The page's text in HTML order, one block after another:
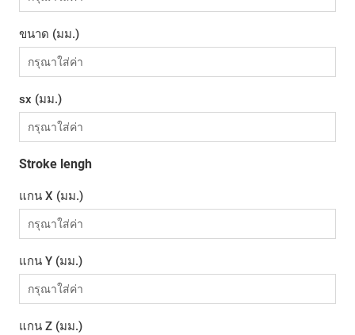
ขนาด (มม.)
sx (มม.)
Stroke lengh
แกน X (มม.)
แกน Y (มม.)
แกน Z (มม.)